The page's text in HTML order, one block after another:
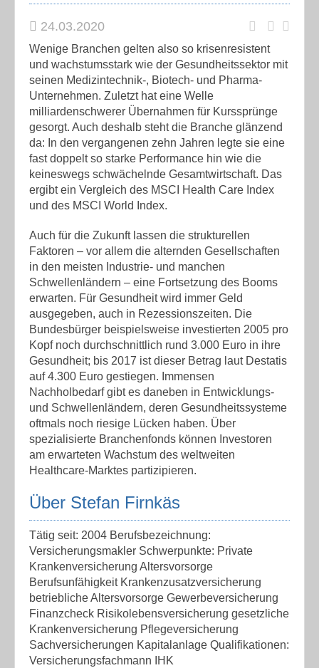
24.03.2020
Wenige Branchen gelten also so krisenresistent
und wachstumsstark wie der Gesundheitssektor mit
seinen Medizintechnik-, Biotech- und Pharma-
Unternehmen. Zuletzt hat eine Welle
milliardenschwerer Übernahmen für Kurssprünge
gesorgt. Auch deshalb steht die Branche glänzend
da: In den vergangenen zehn Jahren legte sie eine
fast doppelt so starke Performance hin wie die
keineswegs schwächelnde Gesamtwirtschaft. Das
ergibt ein Vergleich des MSCI Health Care Index
und des MSCI World Index.
Auch für die Zukunft lassen die strukturellen
Faktoren – vor allem die alternden Gesellschaften
in den meisten Industrie- und manchen
Schwellenländern – eine Fortsetzung des Booms
erwarten. Für Gesundheit wird immer Geld
ausgegeben, auch in Rezessionszeiten. Die
Bundesbürger beispielsweise investierten 2005 pro
Kopf noch durchschnittlich rund 3.000 Euro in ihre
Gesundheit; bis 2017 ist dieser Betrag laut Destatis
auf 4.300 Euro gestiegen. Immensen
Nachholbedarf gibt es daneben in Entwicklungs-
und Schwellenländern, deren Gesundheitssysteme
oftmals noch riesige Lücken haben. Über
spezialisierte Branchenfonds können Investoren
am erwarteten Wachstum des weltweiten
Healthcare-Marktes partizipieren.
Über Stefan Firnkäs
Tätig seit: 2004 Berufsbezeichnung:
Versicherungsmakler Schwerpunkte: Private
Krankenversicherung Altersvorsorge
Berufsunfähigkeit Krankenzusatzversicherung
betriebliche Altersvorsorge Gewerbeversicherung
Finanzcheck Risikolebensversicherung gesetzliche
Krankenversicherung Pflegeversicherung
Sachversicherungen Kapitalanlage Qualifikationen:
Versicherungsfachmann IHK